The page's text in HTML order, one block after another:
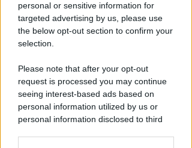
personal or sensitive information for
targeted advertising by us, please use
the below opt-out section to confirm your
selection.
Please note that after your opt-out
request is processed you may continue
seeing interest-based ads based on
personal information utilized by us or
personal information disclosed to third
Va in caserma per denunciare la
scomparsa del marito, ma
scopre che è morto
diLamberto Abbati